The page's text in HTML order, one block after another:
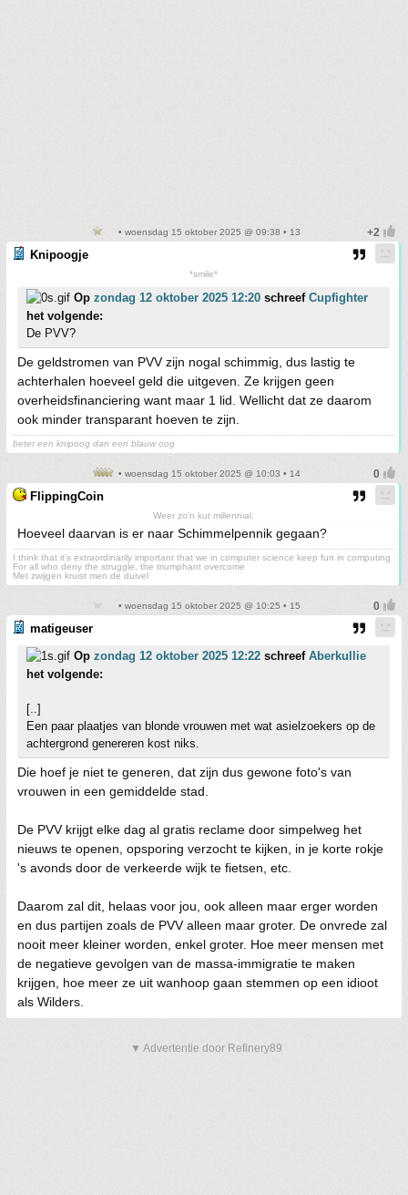
• woensdag 15 oktober 2025 @ 09:38 • 13
Knipoogje
*smile*
Op zondag 12 oktober 2025 12:20 schreef Cupfighter
het volgende:
De PVV?
De geldstromen van PVV zijn nogal schimmig, dus lastig te
achterhalen hoeveel geld die uitgeven. Ze krijgen geen
overheidsfinanciering want maar 1 lid. Wellicht dat ze daarom
ook minder transparant hoeven te zijn.
beter een knipoog dan een blauw oog
• woensdag 15 oktober 2025 @ 10:03 • 14
FlippingCoin
Weer zo'n kut millennial.
Hoeveel daarvan is er naar Schimmelpennik gegaan?
I think that it’s extraordinarily important that we in computer science keep fun in computing
For all who deny the struggle, the triumphant overcome
Met zwijgen kruist men de duivel
• woensdag 15 oktober 2025 @ 10:25 • 15
matigeuser
Op zondag 12 oktober 2025 12:22 schreef Aberkullie
het volgende:
[..]
Een paar plaatjes van blonde vrouwen met wat asielzoekers op de
achtergrond genereren kost niks.
Die hoef je niet te generen, dat zijn dus gewone foto's van
vrouwen in een gemiddelde stad.
De PVV krijgt elke dag al gratis reclame door simpelweg het
nieuws te openen, opsporing verzocht te kijken, in je korte rokje
's avonds door de verkeerde wijk te fietsen, etc.
Daarom zal dit, helaas voor jou, ook alleen maar erger worden
en dus partijen zoals de PVV alleen maar groter. De onvrede zal
nooit meer kleiner worden, enkel groter. Hoe meer mensen met
de negatieve gevolgen van de massa-immigratie te maken
krijgen, hoe meer ze uit wanhoop gaan stemmen op een idioot
als Wilders.
▼ Advertentie door Refinery89